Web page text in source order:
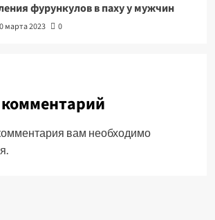
фурункулов в паху у мужчин
марта 2023 0
вам необходимо
.